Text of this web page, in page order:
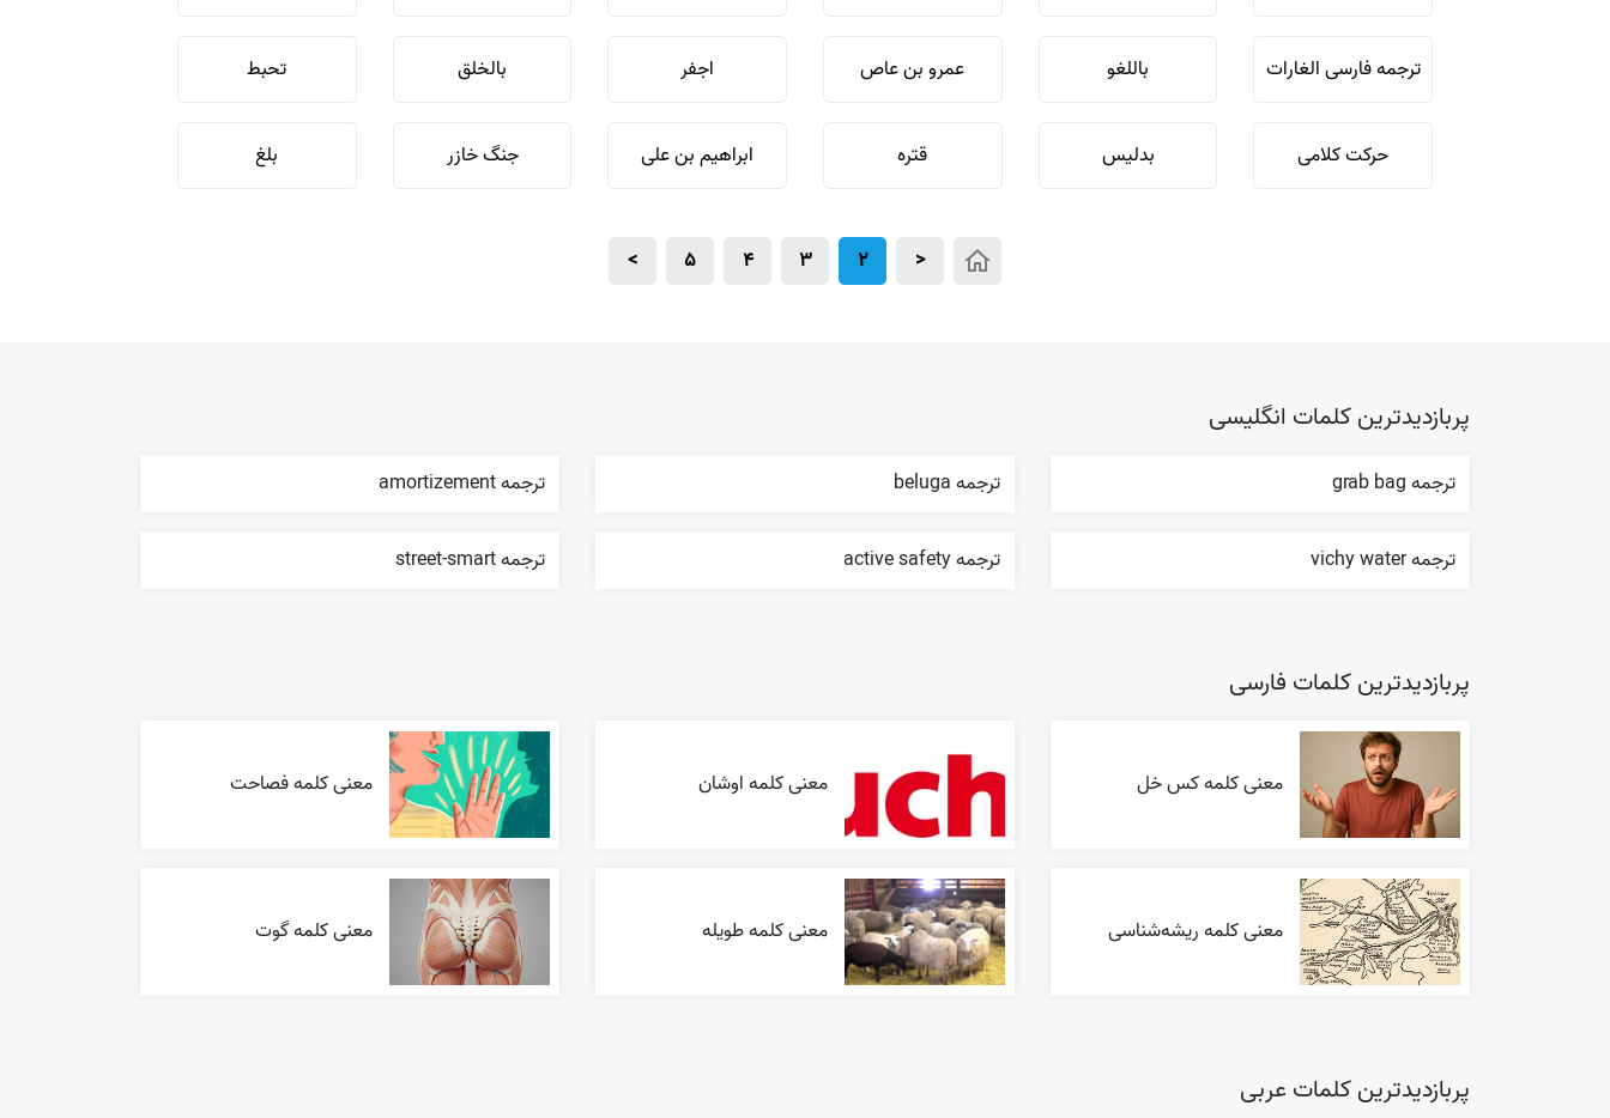
ترجمه فارسی الغارات باللغو عمرو بن عاص اجفر بالخلق تحبط
حرکت کلامی بدلیس قتره ابراهیم بن علی جنگ خازر بلغ
<
2
3
4
5
>
پربازدیدترین کلمات انگلیسی
ترجمه grab bag ترجمه beluga ترجمه amortizement
ترجمه vichy water ترجمه active safety ترجمه street-smart
پربازدیدترین کلمات فارسی
معنی کلمه کس خل معنی کلمه اوشان معنی کلمه فصاحت
معنی کلمه ریشه‌شناسی معنی کلمه طویله معنی کلمه گوت
پربازدیدترین کلمات عربی